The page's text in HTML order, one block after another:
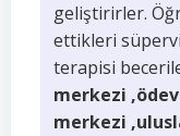
geliştirirler.
ettikleri
terapisi
merkezi
merkezi